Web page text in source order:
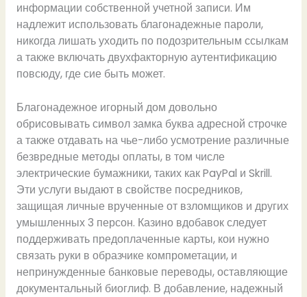
информации собственной учетной записи. Им
надлежит использовать благонадежные пароли,
никогда лишать уходить по подозрительным ссылкам
а также включать двухфакторную аутентификацию
повсюду, где сие быть может.
Благонадежное игорный дом довольно
обрисовывать символ замка буква адресной строчке
а также отдавать на чье-либо усмотрение различные
безвредные методы оплаты, в том числе
электрические бумажники, таких как PayPal и Skrill.
Эти услуги выдают в свойстве посредников,
защищая личные врученные от взломщиков и других
умышленных 3 персон. Казино вдобавок следует
поддерживать предоплаченные карты, кои нужно
связать руки в образчике компрометации, и
непринужденные банковые переводы, оставляющие
документальный биоглиф. В добавление, надежный